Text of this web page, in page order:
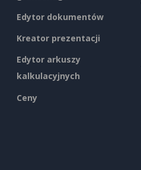
Edytor dokumentów
Kreator prezentacji
Edytor arkuszy
kalkulacyjnych
Ceny